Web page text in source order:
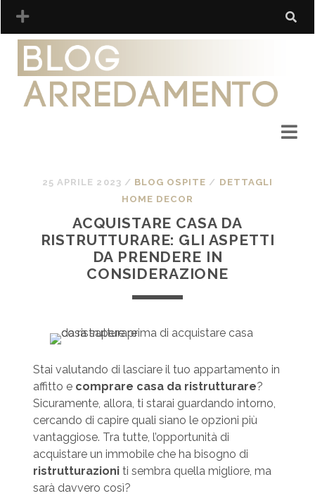
25 APRILE 2023 / BLOG OSPITE / DETTAGLI
HOME DECOR
ACQUISTARE CASA DA
RISTRUTTURARE: GLI ASPETTI
DA PRENDERE IN
CONSIDERAZIONE
Stai valutando di lasciare il tuo appartamento in
affitto e comprare casa da ristrutturare?
Sicuramente, allora, ti starai guardando intorno,
cercando di capire quali siano le opzioni più
vantaggiose. Tra tutte, l’opportunità di
acquistare un immobile che ha bisogno di
ristrutturazioniti sembra quella migliore, ma
sarà davvero così?